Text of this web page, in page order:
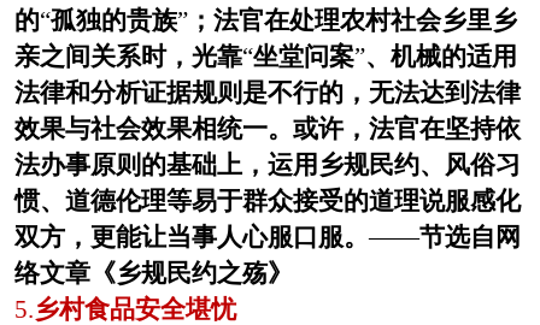
的“孤独的贵族” ；法官在处理农村社会乡里乡
亲之间关系时，光靠“坐堂问案”、机械的适用
法律和分析证据规则是不行的，无法达到法律
效果与社会效果相统一。或许，法官在坚持依
法办事原则的基础上，运用乡规民约、风俗习
惯、道德伦理等易于群众接受的道理说服感化
双方，更能让当事人心服口服。——节选自网
络文章《乡规民约之殇》
5.乡村食品安全堪忧